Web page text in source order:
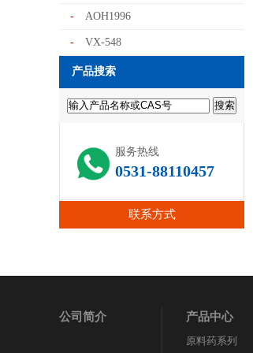
- AOH1996
- VX-548
产品搜索
服务热线
0531-88110457
联系方式
公司简介 产品中心
原料药系列